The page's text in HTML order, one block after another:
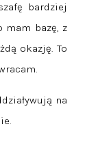
bardziej
mam bazę, z
okazję. To
na